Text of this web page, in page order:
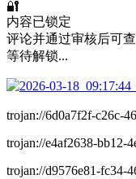
🔐
内容已锁定
评论并通过审核后可
等待解锁...
trojan://6d0a7f2f-c26c-
trojan://e4af2638-bb12-
trojan://d9576e81-fc34-